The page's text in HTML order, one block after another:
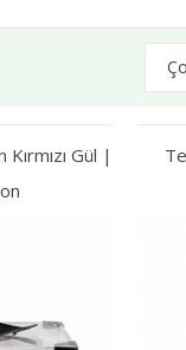
Gül |